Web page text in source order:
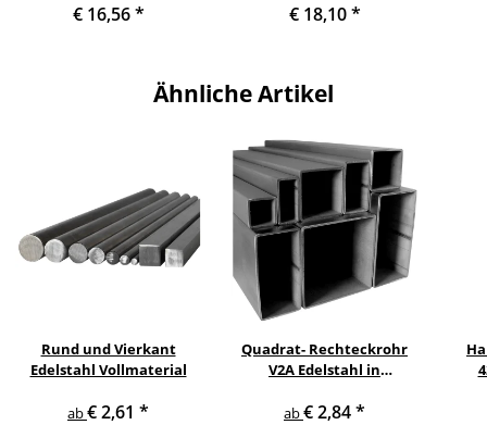
Länge: 1000 mm
€ 16,56*
Länge: 1100 mm
€ 18,10*
Ähnliche Artikel
Rund und Vierkant
Edelstahl Vollmaterial
ab€ 2,61 *
Quadrat- Rechteckrohr
V2A Edelstahl in
Querschnitten und
ab€ 2,84*